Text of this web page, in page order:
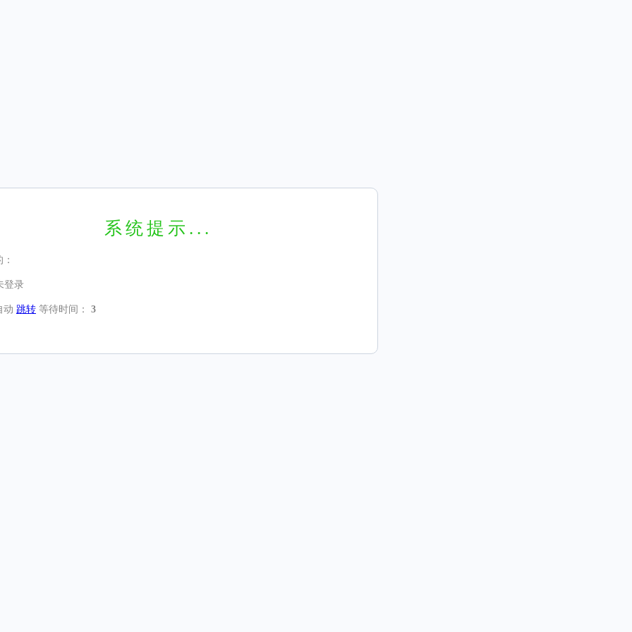
系统提示...
登录
动 跳转 等待时间： 3